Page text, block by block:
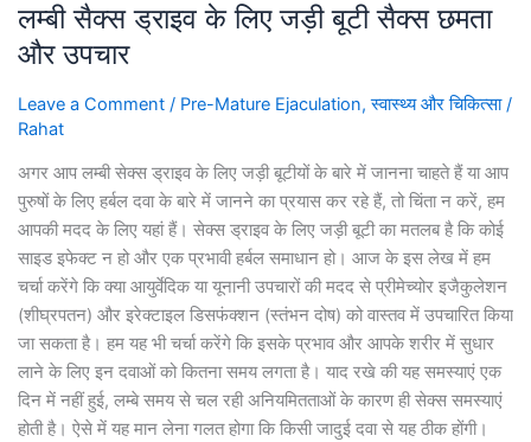
लम्बी सैक्स ड्राइव के लिए जड़ी बूटी सैक्स छमता
और उपचार
Leave a Comment / Pre-Mature Ejaculation,स्वास्थ्य और चिकित्सा/
Rahat
अगर आप लम्बी सेक्स ड्राइव के लिए जड़ी बूटीयों के बारे में जानना चाहते हैं या आप
पुरुषों के लिए हर्बल दवा के बारे में जानने का प्रयास कर रहे हैं, तो चिंता न करें, हम
आपकी मदद के लिए यहां हैं। सेक्स ड्राइव के लिए जड़ी बूटी का मतलब है कि कोई
साइड इफेक्ट न हो और एक प्रभावी हर्बल समाधान हो। आज के इस लेख में हम
चर्चा करेंगे कि क्या आयुर्वेदिक या यूनानी उपचारों की मदद से प्रीमेच्योर इजैकुलेशन
(शीघ्रपतन) और इरेक्टाइल डिसफंक्शन (स्तंभन दोष) को वास्तव में उपचारित किया
जा सकता है। हम यह भी चर्चा करेंगे कि इसके प्रभाव और आपके शरीर में सुधार
लाने के लिए इन दवाओं को कितना समय लगता है। याद रखे की यह समस्याएं एक
दिन में नहीं हुई, लम्बे समय से चल रही अनियमितताओं के कारण ही सेक्स समस्याएं
होती है। ऐसे में यह मान लेना गलत होगा कि किसी जादुई दवा से यह ठीक होंगी।